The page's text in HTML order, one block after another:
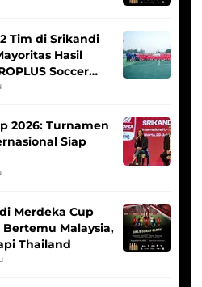
Tim di Srikandi
Hasil
Soccer
2026: Turnamen
Siap
Merdeka Cup
Malaysia,
Thailand